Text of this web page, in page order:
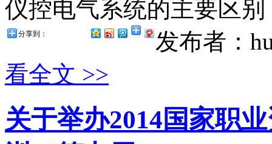
仪控电气系统的主要区
发布者：
分享到：
看全文 >>
关于举办2014国家职